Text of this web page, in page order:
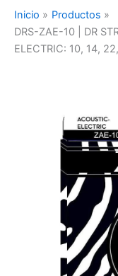
Inicio
Productos
DRS-ZAE-10 | DR
ELECTRIC: 10, 14,
ELECTRIC: